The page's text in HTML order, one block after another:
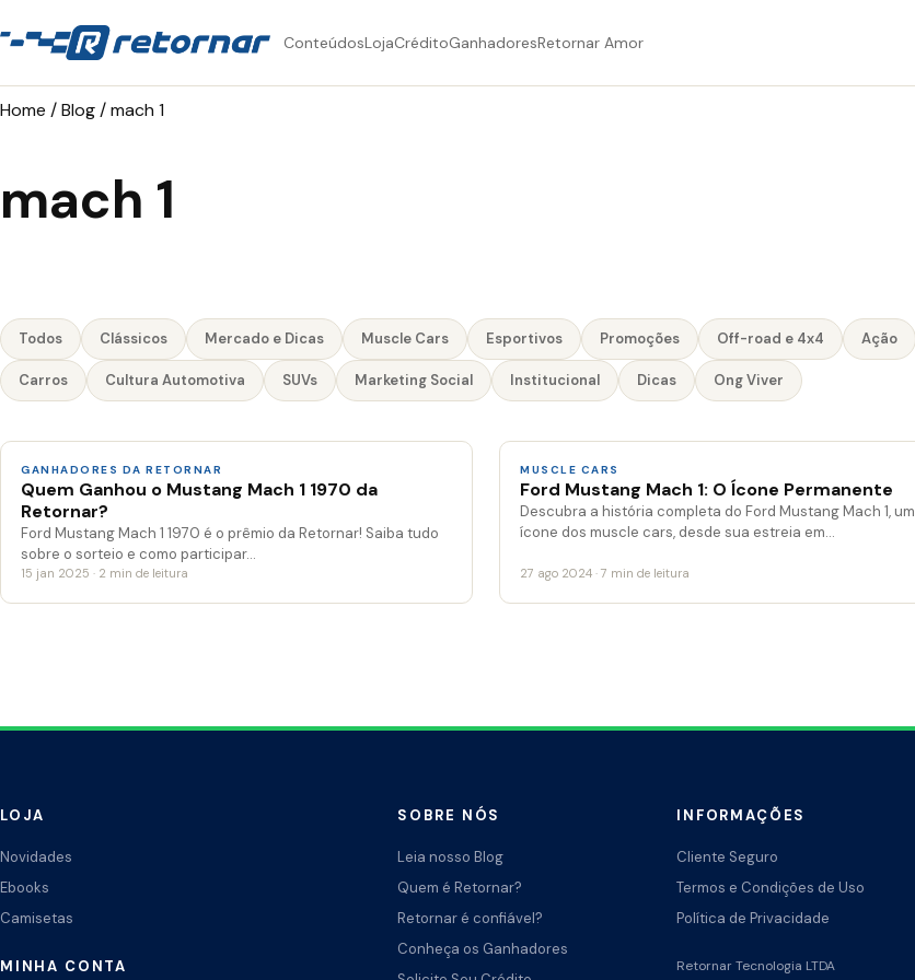
ConteúdosLojaCréditoGanhadoresRetornar Amor
Home /Blog/mach 1
mach 1
Todos Clássicos Mercado e Dicas Muscle Cars Esportivos Promoções Off-road e 4x4 Ação
Carros Cultura Automotiva SUVs Marketing Social Institucional Dicas Ong Viver
GANHADORES DA RETORNAR
Quem Ganhou o Mustang Mach 1 1970 da
Retornar?
Ford Mustang Mach 1 1970 é o prêmio da Retornar! Saiba tudo
sobre o sorteio e como participar…
15 jan 2025 · 2 min de leitura
MUSCLE CARS
Ford Mustang Mach 1: O Ícone Permanente
Descubra a história completa do Ford Mustang Mach 1, um
ícone dos muscle cars, desde sua estreia em…
27 ago 2024 · 7 min de leitura
LOJA
Novidades
Ebooks
Camisetas
MINHA CONTA
SOBRE NÓS
Leia nosso Blog
Quem é Retornar?
Retornar é confiável?
Conheça os Ganhadores
INFORMAÇÕES
Cliente Seguro
Termos e Condições de Uso
Política de Privacidade
Retornar Tecnologia LTDA